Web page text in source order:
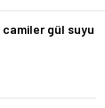
camiler gül suyu